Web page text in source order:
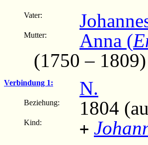
Vater:
Mutter: Anna (
(1750 – 1809)
Verbindung 1: N.
Beziehung: 1804
Kind: +